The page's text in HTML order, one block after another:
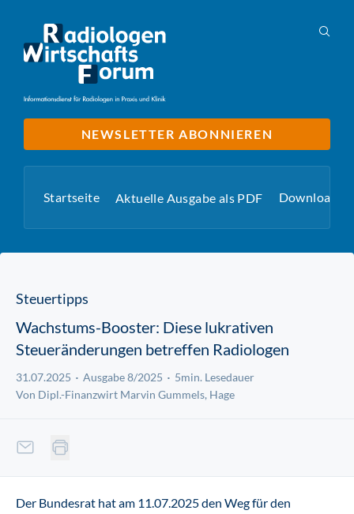
NEWSLETTER ABONNIEREN
Startseite Aktuelle Ausgabe als PDF Downloads
Steuertipps
Wachstums-Booster: Diese lukrativen
Steueränderungen betreffen Radiologen
31.07.2025 Ausgabe 8/2025
5min. Lesedauer
Von Dipl.-Finanzwirt Marvin Gummels, Hage
Der Bundesrat hat am 11.07.2025 den Weg für den